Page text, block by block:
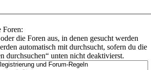
Foren:
die Foren aus, in denen gesucht werden
automatisch mit durchsucht, sofern du die
durchsuchen“ unten nicht deaktivierst.